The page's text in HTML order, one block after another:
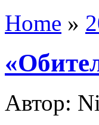
Home »
Автор: